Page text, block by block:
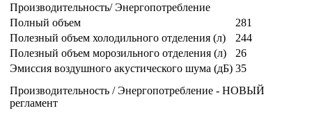
Производительность/ Энергопотребление
Полный объем
281
Полезный объем холодильного отделения (л)
244
Полезный объем морозильного отделения (л)
26
Эмиссия воздушного акустического шума (дБ) 35
Производительность / Энергопотребление - НОВЫЙ
регламент